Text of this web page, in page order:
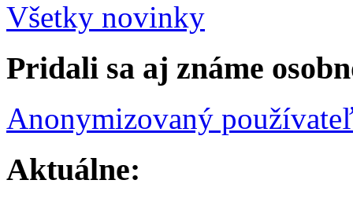
Všetky novinky
Pridali sa aj známe
Anonymizovaný
Aktuálne: